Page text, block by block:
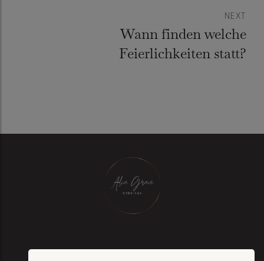
NEXT
Wann finden welche
Feierlichkeiten statt?